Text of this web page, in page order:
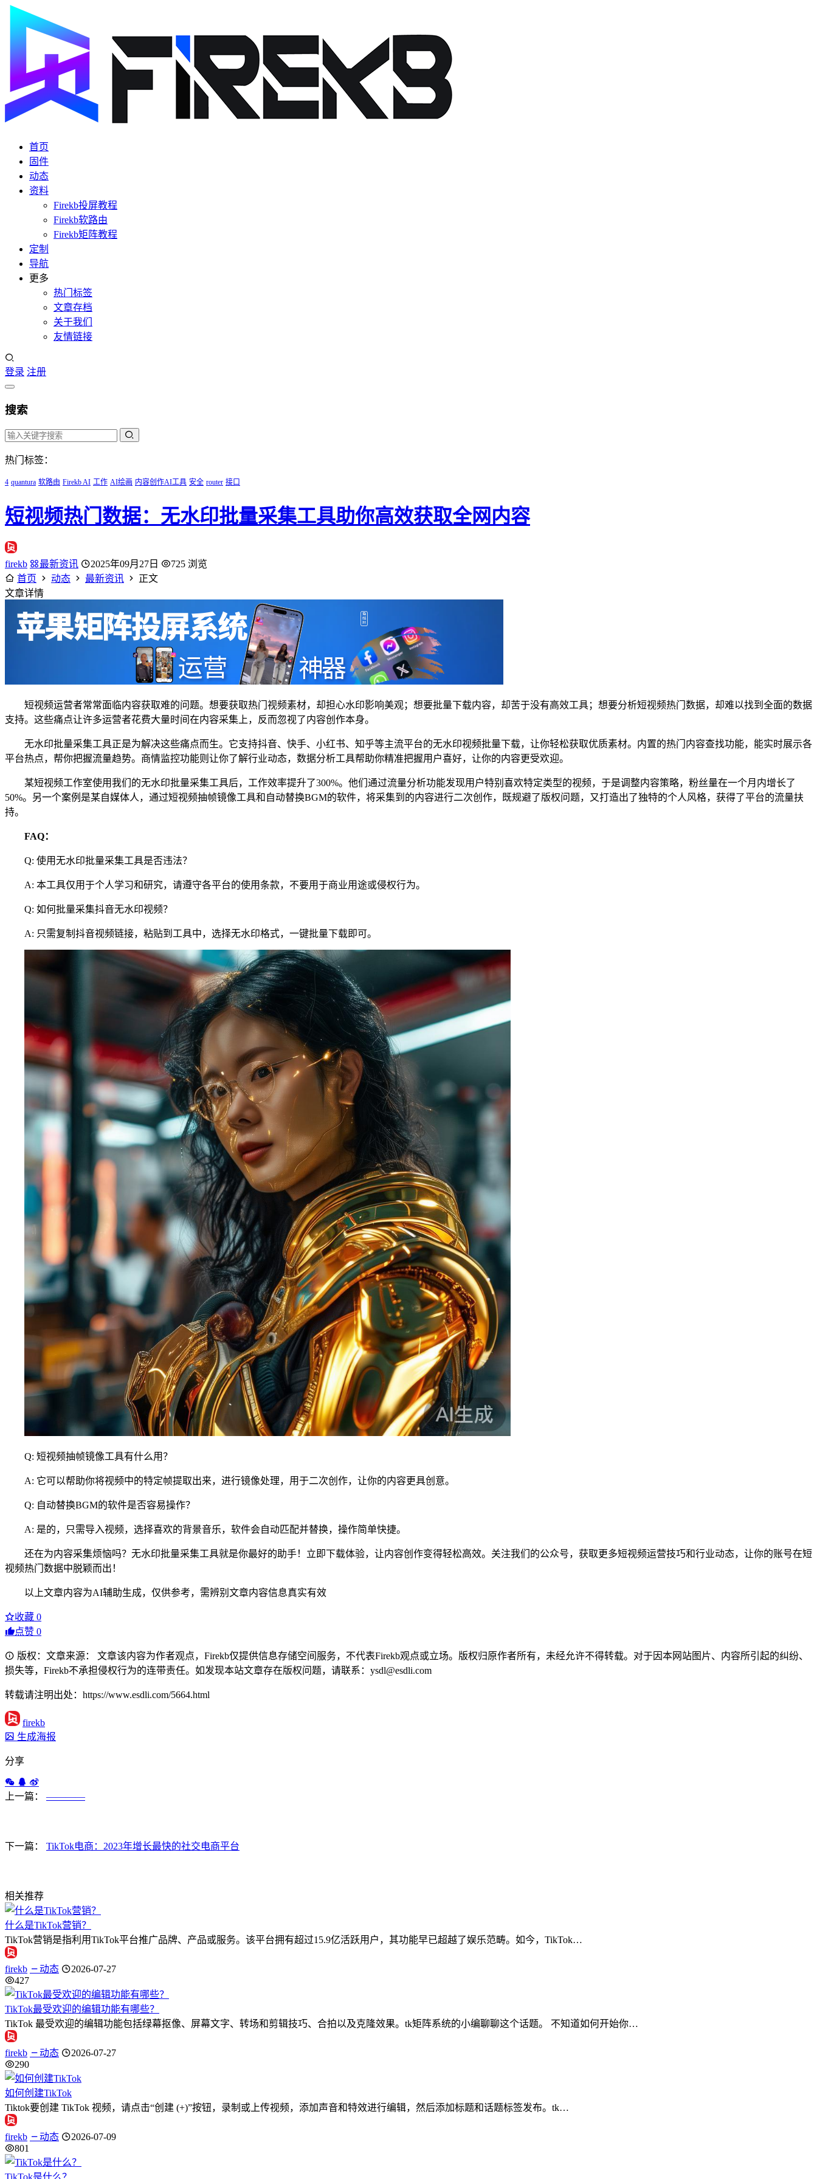
首页
固件
动态
资料
Firekb投屏教程
Firekb软路由
Firekb矩阵教程
定制
导航
更多
热门标签
文章存档
关于我们
友情链接
登录 注册
搜索
热门标签：
4 quantura 软路由 Firekb AI 工作 AI绘画 内容创作AI工具 安全 router 接口
短视频热门数据：无水印批量采集工具助你高效获取全网内容
firekb 最新资讯 2025年09月27日
725 浏览
首页
动态 最新资讯
正文
文章详情
短视频运营者常常面临内容获取难的问题。想要获取热门视频素材，却担心水印影响美观；想要批量下载内容，却苦于没有高效工具；想要分析短视频热门数据，却难以找到全面的数据
支持。这些痛点让许多运营者花费大量时间在内容采集上，反而忽视了内容创作本身。
无水印批量采集工具正是为解决这些痛点而生。它支持抖音、快手、小红书、知乎等主流平台的无水印视频批量下载，让你轻松获取优质素材。内置的热门内容查找功能，能实时展示各
平台热点，帮你把握流量趋势。商情监控功能则让你了解行业动态，数据分析工具帮助你精准把握用户喜好，让你的内容更受欢迎。
某短视频工作室使用我们的无水印批量采集工具后，工作效率提升了300%。他们通过流量分析功能发现用户特别喜欢特定类型的视频，于是调整内容策略，粉丝量在一个月内增长了
50%。另一个案例是某自媒体人，通过短视频抽帧镜像工具和自动替换BGM的软件，将采集到的内容进行二次创作，既规避了版权问题，又打造出了独特的个人风格，获得了平台的流量扶
持。
FAQ：
Q: 使用无水印批量采集工具是否违法？
A: 本工具仅用于个人学习和研究，请遵守各平台的使用条款，不要用于商业用途或侵权行为。
Q: 如何批量采集抖音无水印视频？
A: 只需复制抖音视频链接，粘贴到工具中，选择无水印格式，一键批量下载即可。
Q: 短视频抽帧镜像工具有什么用？
A: 它可以帮助你将视频中的特定帧提取出来，进行镜像处理，用于二次创作，让你的内容更具创意。
Q: 自动替换BGM的软件是否容易操作？
A: 是的，只需导入视频，选择喜欢的背景音乐，软件会自动匹配并替换，操作简单快捷。
还在为内容采集烦恼吗？无水印批量采集工具就是你最好的助手！立即下载体验，让内容创作变得轻松高效。关注我们的公众号，获取更多短视频运营技巧和行业动态，让你的账号在短
视频热门数据中脱颖而出！
以上文章内容为AI辅助生成，仅供参考，需辨别文章内容信息真实有效
收藏 0
点赞 0
版权：文章来源： 文章该内容为作者观点，Firekb仅提供信息存储空间服务，不代表Firekb观点或立场。版权归原作者所有，未经允许不得转载。对于因本网站图片、内容所引起的纠纷、
损失等，Firekb不承担侵权行为的连带责任。如发现本站文章存在版权问题，请联系：ysdl@esdli.com
转载请注明出处：https://www.esdli.com/5664.html
firekb
生成海报
分享
上一篇： ————
下一篇： TikTok电商：2023年增长最快的社交电商平台
相关推荐
什么是TikTok营销？
TikTok营销是指利用TikTok平台推广品牌、产品或服务。该平台拥有超过15.9亿活跃用户，其功能早已超越了娱乐范畴。如今，TikTok…
firekb 动态
2026-07-27
427
TikTok最受欢迎的编辑功能有哪些？
TikTok 最受欢迎的编辑功能包括绿幕抠像、屏幕文字、转场和剪辑技巧、合拍以及克隆效果。tk矩阵系统的小编聊聊这个话题。 不知道如何开始你…
firekb 动态
2026-07-27
290
如何创建TikTok
Tiktok要创建 TikTok 视频，请点击“创建 (+)”按钮，录制或上传视频，添加声音和特效进行编辑，然后添加标题和话题标签发布。tk…
firekb 动态
2026-07-09
801